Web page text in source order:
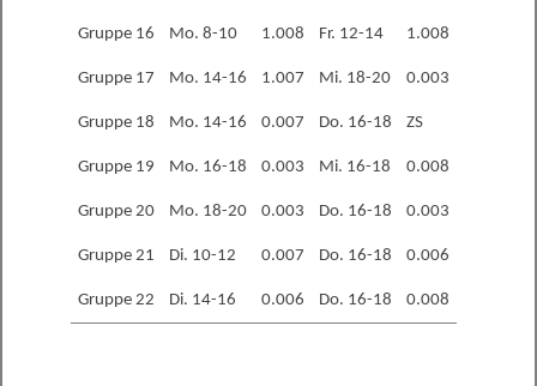
Gruppe 16 Mo. 8-10 1.008 Fr. 12-14 1.008
Gruppe 17 Mo. 14-16 1.007 Mi. 18-20 0.003
Gruppe 18 Mo. 14-16 0.007 Do. 16-18 ZS
Gruppe 19 Mo. 16-18 0.003 Mi. 16-18 0.008
Gruppe 20 Mo. 18-20 0.003 Do. 16-18 0.003
Gruppe 21 Di. 10-12 0.007 Do. 16-18 0.006
Gruppe 22 Di. 14-16 0.006 Do. 16-18 0.008